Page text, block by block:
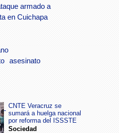
armado a
en Cuichapa
asesinato
CNTE Veracruz se
sumará a huelga nacional
por reforma del ISSSTE
Sociedad